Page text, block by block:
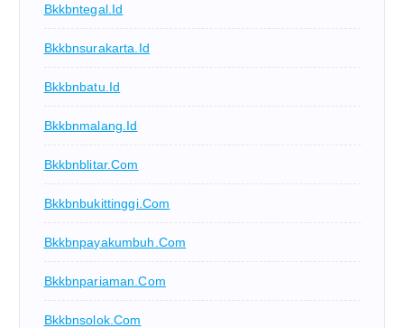
Bkkbntegal.id
Bkkbnsurakarta.id
Bkkbnbatu.id
Bkkbnmalang.id
Bkkbnblitar.com
Bkkbnbukittinggi.com
Bkkbnpayakumbuh.com
Bkkbnpariaman.com
Bkkbnsolok.com